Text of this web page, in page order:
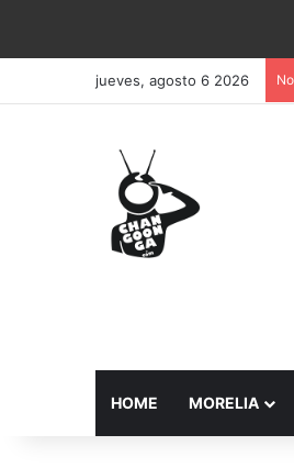
jueves, agosto 6 2026
HOME MORELIA